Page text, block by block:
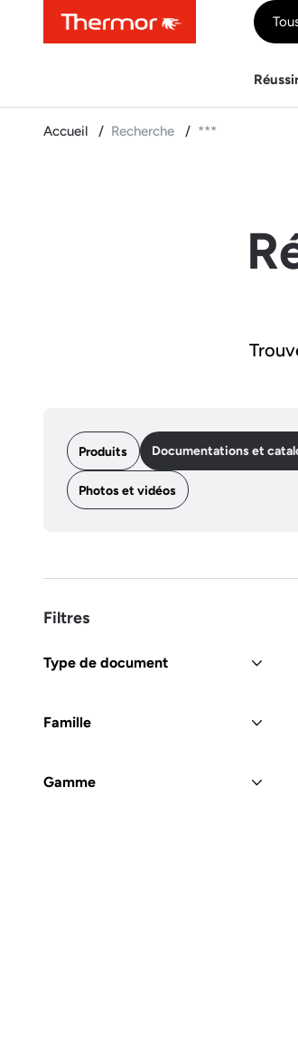
ContenuMenuRecherche
Accueil Recherche ***
Produits Documentations et
Photos et vidéos
Filtres
Type de document
Famille
Gamme